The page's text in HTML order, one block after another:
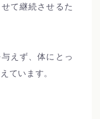
て継続させるた
えず、体にとっ
ています。